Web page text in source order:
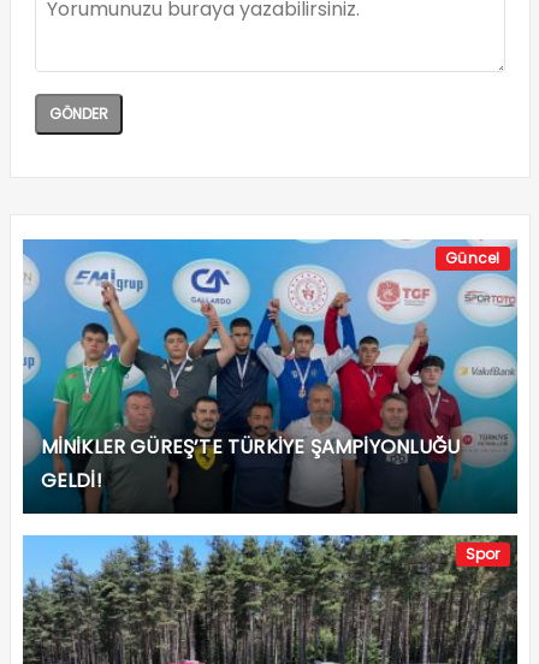
Güncel
MİNİKLER GÜREŞ’TE TÜRKİYE ŞAMPİYONLUĞU
GELDİ!
Spor